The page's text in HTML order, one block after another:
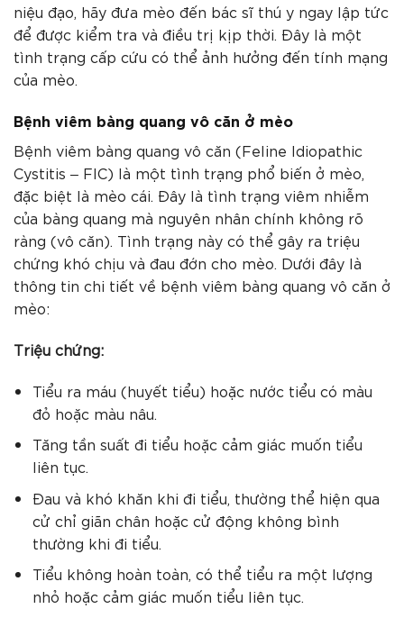
niệu đạo, hãy đưa mèo đến bác sĩ thú y ngay lập tức
để được kiểm tra và điều trị kịp thời. Đây là một
tình trạng cấp cứu có thể ảnh hưởng đến tính mạng
của mèo.
Bệnh viêm bàng quang vô căn ở mèo
Bệnh viêm bàng quang vô căn (Feline Idiopathic
Cystitis – FIC) là một tình trạng phổ biến ở mèo,
đặc biệt là mèo cái. Đây là tình trạng viêm nhiễm
của bàng quang mà nguyên nhân chính không rõ
ràng (vô căn). Tình trạng này có thể gây ra triệu
chứng khó chịu và đau đớn cho mèo. Dưới đây là
thông tin chi tiết về bệnh viêm bàng quang vô căn ở
mèo:
Triệu chứng:
Tiểu ra máu (huyết tiểu) hoặc nước tiểu có màu
đỏ hoặc màu nâu.
Tăng tần suất đi tiểu hoặc cảm giác muốn tiểu
liên tục.
Đau và khó khăn khi đi tiểu, thường thể hiện qua
cử chỉ giãn chân hoặc cử động không bình
thường khi đi tiểu.
Tiểu không hoàn toàn, có thể tiểu ra một lượng
nhỏ hoặc cảm giác muốn tiểu liên tục.